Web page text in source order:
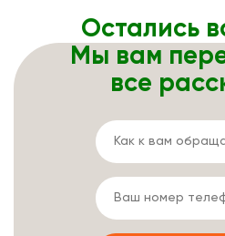
Остались
Мы вам
все